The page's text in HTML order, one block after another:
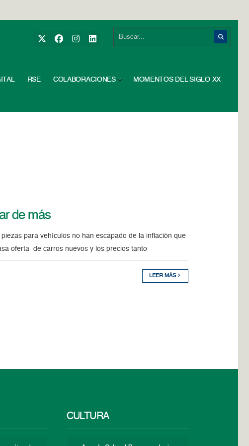
RSE COLABORACIONES MOMENTOS DEL SIGLO XX
de más
para vehículos no han escapado de la inflación que
oferta de carros nuevos y los precios tanto
LEER MÁS
CULTURA